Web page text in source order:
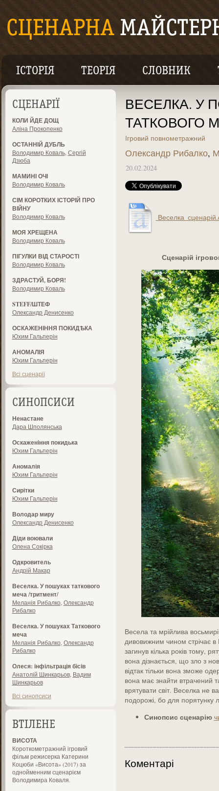
ІСТОРІЯ ТЕОРІЯ СЛОВНИК
СЦЕНАРІЇ
КОЛИ ЙДЕ ДОЩ
Аліна Прокопенко
ОСТАННІЙ ДУБЛЬ
Володимир Коваль, Сергій
Дзюба
МАМИНІ ОЧІ
Володимир Коваль
СІМ КОРОТКИХ ІСТОРІЙ ПРО
ВІЙНУ
Володимир Коваль
МОЯ ХРЕЩЕНА
Володимир Коваль
ПІГУЛКИ ВІД СТАРОСТІ
Володимир Коваль
ЗДРАСТУЙ, БОРЯ!
Володимир Коваль
STEFF/ШТЕФ
Олександр Денисенко
ОСКАЖЕНІННЯ ПОКИДѢКА
Юхим Гальперін
АНОМАЛІЯ
Юхим Гальперін
Всі сценарії
СИНОПСИСИ
Ненастане
Дара Шполянська
Оскаженіння покидька
Юхим Гальперін
Аномалія
Юхим Гальперін
Сирітки
Юхим Гальперін
Володар миру
Олександр Денисенко
Діди воювали
Олена Сокірка
Одкровитель
Андрій Макар
Веселка. У пошуках таткового
меча /тритмент/
Меланія Рибалко Олександр
Рибалко
Веселка. У пошуках Таткового
меча
Меланія Рибалко Олександр
Рибалко
Олеся: інфільтрація бісів
Анатолій Шинкарьов, Вадим
Шинкарьов
Всі синопсиси
ВТІЛЕНЕ
ВИСОТА
Короткометражний ігровий
фільм режисерка Катерини
Коцюби «Висота» (2017) за
однойменним сценарієм
Володимира Коваля.
ВЕСЕЛКА. У
ТАТКОВОГО
Ігровий повнометражний
Олександр Рибалко,
20.02.2024
Сценарій
Весела та мрійлива
дивовижним чином стрічає в
загинув кілька років тому,
вона дізнається, що зло з
відтак тільки вона зможе
вона має знайти втрачений
врятувати світ. Веселка не
подорожі, бо для порятунку
Синопсис сценарію
Коментарі